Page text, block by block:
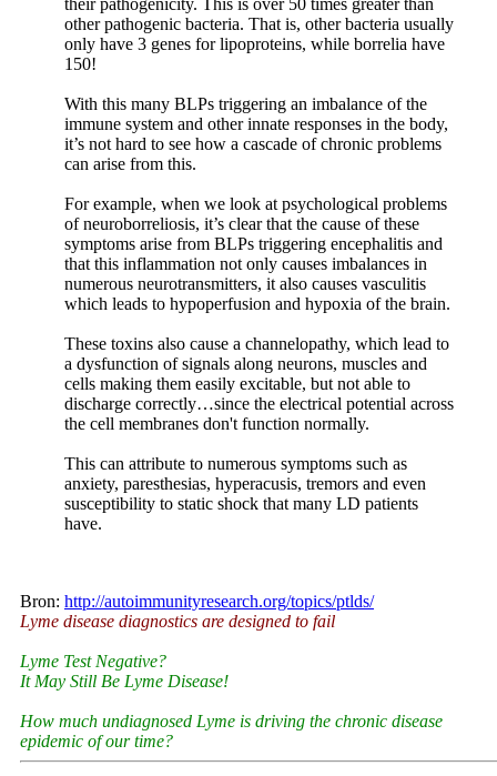
their pathogenicity. This is over 50 times greater than
other pathogenic bacteria. That is, other bacteria usually
only have 3 genes for lipoproteins, while borrelia have
150!
With this many BLPs triggering an imbalance of the
immune system and other innate responses in the body,
it’s not hard to see how a cascade of chronic problems
can arise from this.
For example, when we look at psychological problems
of neuroborreliosis, it’s clear that the cause of these
symptoms arise from BLPs triggering encephalitis and
that this inflammation not only causes imbalances in
numerous neurotransmitters, it also causes vasculitis
which leads to hypoperfusion and hypoxia of the brain.
These toxins also cause a channelopathy, which lead to
a dysfunction of signals along neurons, muscles and
cells making them easily excitable, but not able to
discharge correctly…since the electrical potential across
the cell membranes don't function normally.
This can attribute to numerous symptoms such as
anxiety, paresthesias, hyperacusis, tremors and even
susceptibility to static shock that many LD patients
have.
Bron: http://autoimmunityresearch.org/topics/ptlds/
Lyme disease diagnostics are designed to fail
Lyme Test Negative?
It May Still Be Lyme Disease!
How much undiagnosed Lyme is driving the chronic disease
epidemic of our time?